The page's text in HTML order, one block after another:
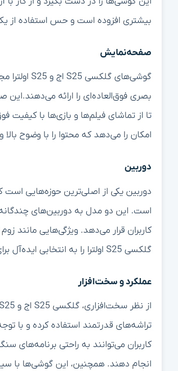
بیشتری افزوده‌ است و حس استفاده از
صفحه‌نمایش
بصری فوق‌العاده‌ای را ارائه می‌دهند.این
تا از تماشای فیلم‌ها و بازی‌ها با کیفیت
امکان را می‌دهد که محتوا را با وضوح
دوربین
است. این دو مدل به دوربین‌های چندگانه
گلکسی S25 اولترا را به انتخابی ایده‌آل برای عکاسان حرفه‌ای و علاقه‌مندان به عکاسی تبدیل کرده است.
عملکرد و سخت‌افزار
تراشه‌های قدرتمند استفاده کرده و با
انجام دهند. همچنین، این گوشی‌ها با